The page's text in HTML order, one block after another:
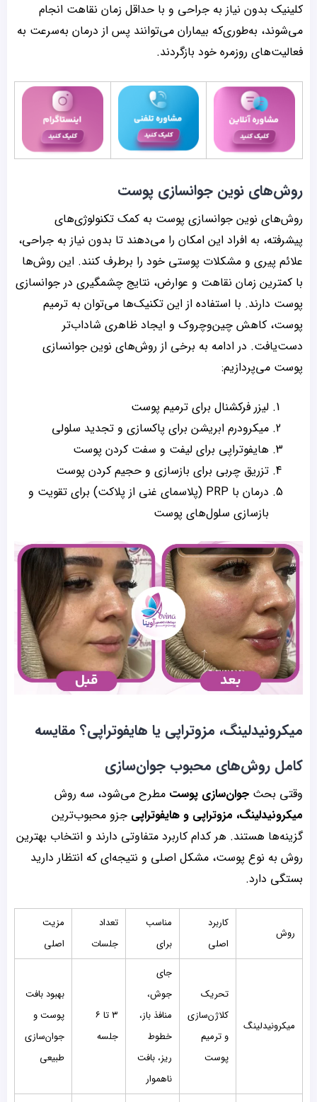
کلینیک بدون نیاز به جراحی و با حداقل زمان نقاهت انجام
می‌شوند، به‌طوری‌که بیماران می‌توانند پس از درمان به‌سرعت به
فعالیت‌های روزمره خود بازگردند.
روش‌های نوین جوانسازی پوست
روش‌های نوین جوانسازی پوست به کمک تکنولوژی‌های
پیشرفته، به افراد این امکان را می‌دهند تا بدون نیاز به جراحی،
علائم پیری و مشکلات پوستی خود را برطرف کنند. این روش‌ها
با کمترین زمان نقاهت و عوارض، نتایج چشمگیری در جوانسازی
پوست دارند. با استفاده از این تکنیک‌ها می‌توان به ترمیم
پوست، کاهش چین‌وچروک و ایجاد ظاهری شاداب‌تر
دست‌یافت. در ادامه به برخی از روش‌های نوین جوانسازی
پوست می‌پردازیم:
لیزر فرکشنال برای ترمیم پوست
میکرودرم ابریشن برای پاکسازی و تجدید سلولی
هایفوتراپی برای لیفت و سفت کردن پوست
تزریق چربی برای بازسازی و حجیم کردن پوست
درمان با PRP (پلاسمای غنی از پلاکت) برای تقویت و
بازسازی سلول‌های پوست
میکرونیدلینگ، مزوتراپی یا هایفوتراپی؟ مقایسه
کامل روش‌های محبوب جوان‌سازی
وقتی بحث جوان‌سازی پوست مطرح می‌شود، سه روش
میکرونیدلینگ، مزوتراپی و هایفوتراپی جزو محبوب‌ترین
گزینه‌ها هستند. هر کدام کاربرد متفاوتی دارند و انتخاب بهترین
روش به نوع پوست، مشکل اصلی و نتیجه‌ای که انتظار دارید
بستگی دارد.
روش
کاربرد
اصلی
مناسب
برای
تعداد
جلسات
مزیت
اصلی
میکرونیدلینگ
تحریک
کلاژن‌سازی
و ترمیم
پوست
جای
جوش،
منافذ باز،
خطوط
ریز، بافت
ناهموار
۳ تا ۶
جلسه
بهبود بافت
پوست و
جوان‌سازی
طبیعی